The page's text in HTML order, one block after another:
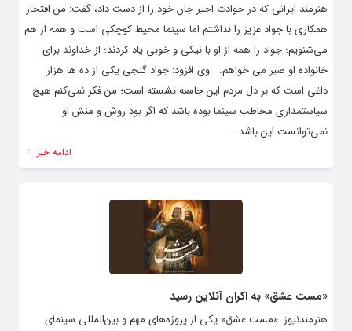
هنرمند ایرانی که در حوادث اخیر جان خود را از دست داد، گفت: من افتخار
همکاری با جواد عزیز را نداشتم اما سینما محیط کوچکی است و همه از هم
می‌شنویم؛ جواد را همه از او با نیکی و خوبی یاد کردند؛ از خداوند برای
خانواده او صبر می خواهم. وی افزود: جواد گنجی یکی از ده ها هزار
داغی است که بر دل مردم این جامعه نشسته است؛ من فکر نمی‌کنم هیچ
سیاستمداری مخاطب سینما بوده باشد که اگر بود روش و منش او
نمی‌توانست این باشد...
ادامه خبر
«مست عشق» به اکران آنلاین رسید
هنرمندنیوز: «مست عشق» یکی از پروژه‌های مهم و بین‌المللی سینمای